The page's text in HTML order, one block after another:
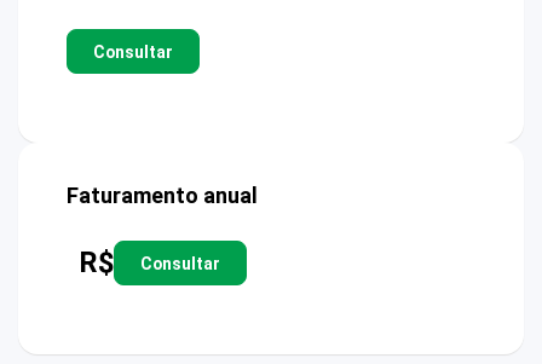
Consultar
Faturamento anual
R$ Consultar